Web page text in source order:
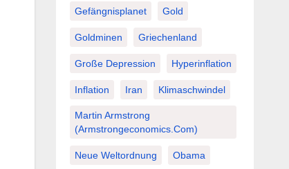
Gefängnisplanet Gold
Goldminen Griechenland
Große Depression Hyperinflation
Inflation Iran Klimaschwindel
Martin Armstrong
(Armstrongeconomics.com)
Neue Weltordnung Obama